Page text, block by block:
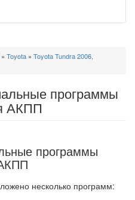
» Toyota » Toyota Tundra 2006,
программы
АКПП
программы
несколько программ: